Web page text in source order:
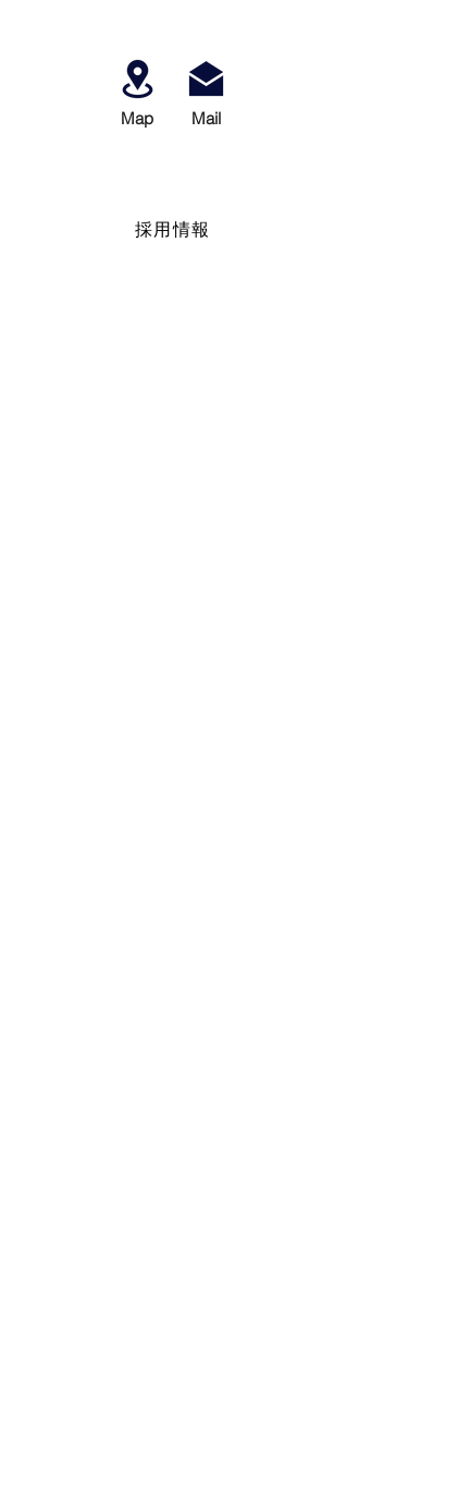
Map ​Mail
採用情報